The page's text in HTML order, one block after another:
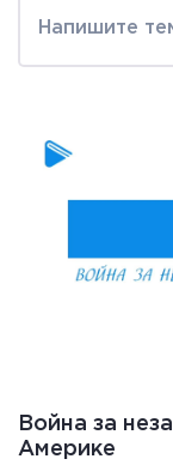
Война за
Америке